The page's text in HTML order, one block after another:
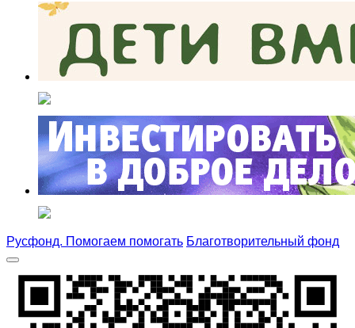
Русфонд. Помогаем помогать Благотворительный фонд